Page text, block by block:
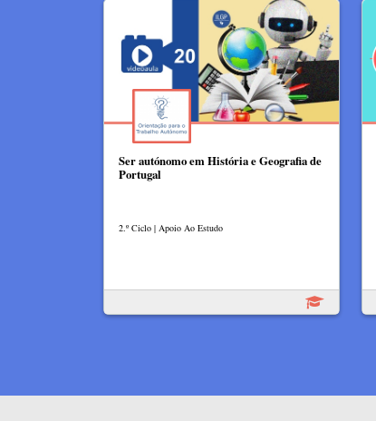
Ser autónomo em História e Geografia de
Portugal
2.º Ciclo | Apoio Ao Estudo